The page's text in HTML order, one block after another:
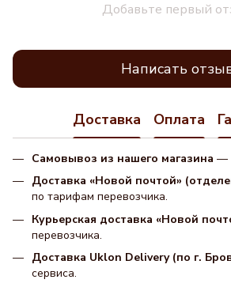
Добавьте первый
Написать
Доставка Оплата
Самовывоз из нашего магазина —
Доставка «Новой почтой»
по тарифам перевозчика.
Курьерская доставка «Новой
перевозчика.
Доставка Uklon Delivery (по г.
сервиса.